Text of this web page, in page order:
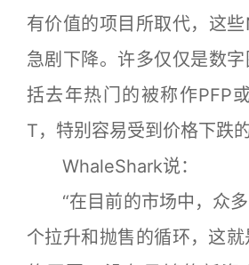
有价值的项目所取代，这
急剧下降。许多仅仅是数
括去年热门的被称作PFP
T，特别容易受到价格下跌的
WhaleShark说：
“在目前的市场中，众多
个拉升和抛售的循环，这